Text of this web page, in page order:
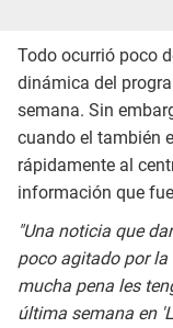
Todo ocurrió poco
dinámica del
semana. Sin
cuando el también
rápidamente al
información que
"Una noticia que
poco agitado por la
mucha pena les
última semana en